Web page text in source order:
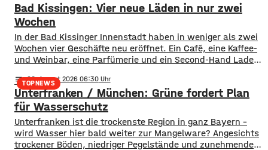
Bad Kissingen: Vier neue Läden in nur zwei
Wochen
In der Bad Kissinger Innenstadt haben in weniger als zwei
Wochen vier Geschäfte neu eröffnet. Ein Café, eine Kaffee-
und Weinbar, eine Parfümerie und ein Second-Hand Laden
Kissingens Oberbürgermeister Dirk Vogel und der
Wirtschaftsförderer der Stadt Sebastian Bünner sehen
damit ihr Engagement und den aktuellen Kurs der
TOPNEWS
notes 06. August 2026 06:30
Unterfranken / München: Grüne fordert Plan
für Wasserschutz
​​Unterfranken ist die trockenste Region in ganz Bayern –
wird Wasser hier bald weiter zur Mangelware? Angesichts
trockener Böden, niedriger Pegelstände und zunehmender